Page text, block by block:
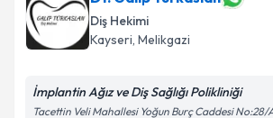
Diş Hekimi
Kayseri, Melikgazi
İmplantin Ağız ve Diş Sağlığı Polikliniği
Tacettin Veli Mahallesi Yoğun Burç Caddesi No:28/